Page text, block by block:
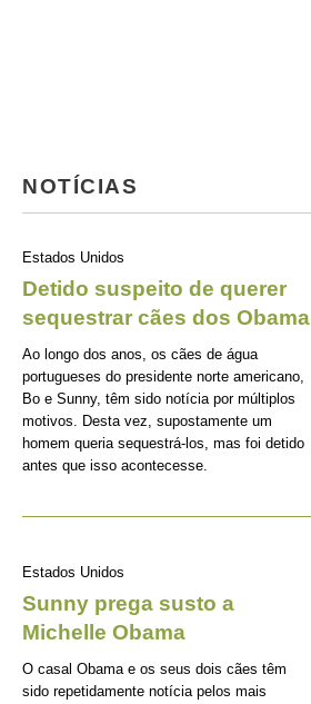
NOTÍCIAS
Estados Unidos
Detido suspeito de querer
sequestrar cães dos Obama
Ao longo dos anos, os cães de água
portugueses do presidente norte americano,
Bo e Sunny, têm sido notícia por múltiplos
motivos. Desta vez, supostamente um
homem queria sequestrá-los, mas foi detido
antes que isso acontecesse.
Estados Unidos
Sunny prega susto a
Michelle Obama
O casal Obama e os seus dois cães têm
sido repetidamente notícia pelos mais